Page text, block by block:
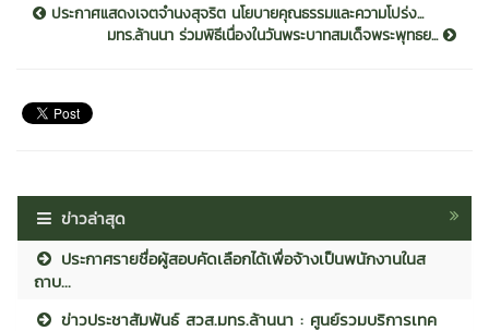
ประกาศแสดงเจตจำนงสุจริต นโยบายคุณธรรมและความโปร่ง...
มทร.ล้านนา ร่วมพิธีเนื่องในวันพระบาทสมเด็จพระพุทธย...
ข่าวล่าสุด
ประกาศรายชื่อผู้สอบคัดเลือกได้เพื่อจ้างเป็นพนักงานในส
ถาบ...
ข่าวประชาสัมพันธ์ สวส.มทร.ล้านนา : ศูนย์รวมบริการเทค